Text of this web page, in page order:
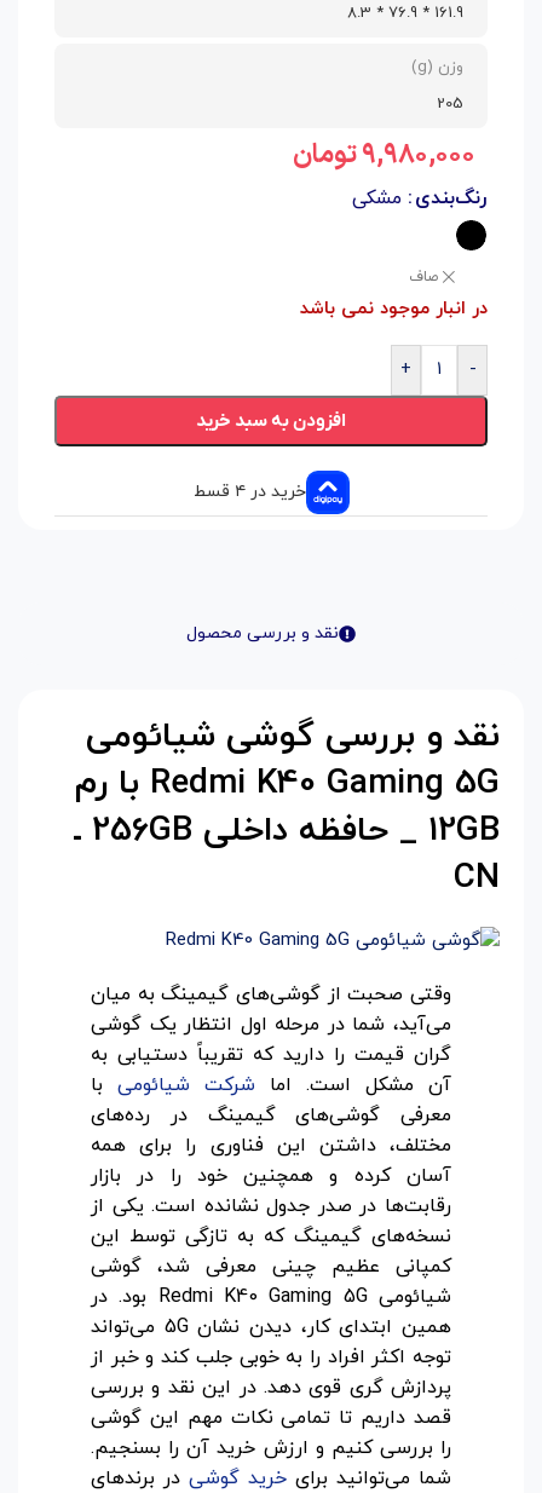
161.9 * 76.9 * 8.3
وزن (g)
205
۹,۹۸۰,۰۰۰تومان
رنگ‌بندی مشکی
صاف
در انبار موجود نمی باشد
-
+
افزودن به سبد خرید
خرید در ۴ قسط
نقد و بررسی محصول
نقد و بررسی گوشی شیائومی
Redmi K40 Gaming 5G با رم
12GB _ حافظه داخلی 256 GB
ـ
CN
وقتی صحبت از گوشی‌های گیمینگ به میان
می‌آید، شما در مرحله اول انتظار یک گوشی
گران قیمت را دارید که تقریباً دستیابی به
آن مشکل است. اما شرکت شیائومیبا
معرفی گوشی‌های گیمینگ در رده‌های
مختلف، داشتن این فناوری را برای همه
آسان کرده و همچنین خود را در بازار
رقابت‌ها در صدر جدول نشانده است. یکی از
نسخه‌های گیمینگ که به تازگی توسط این
کمپانی عظیم چینی معرفی شد، گوشی
شیائومی Redmi K40 Gaming 5G بود. در
همین ابتدای کار، دیدن نشان 5G می‌تواند
توجه اکثر افراد را به خوبی جلب کند و خبر از
پردازش گری قوی دهد. در این نقد و بررسی
قصد داریم تا تمامی نکات مهم این گوشی
را بررسی کنیم و ارزش خرید آن را بسنجیم.
شما می‌توانید برای خرید گوشیدر برندهای